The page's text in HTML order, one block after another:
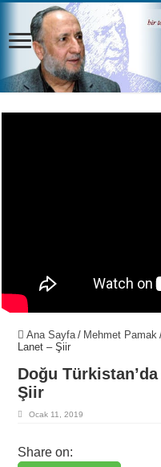
Ana Sayfa / Mehmet Pamak
Lanet – Şiir
Doğu
Şiir
Ocak 11, 2019
Share on: